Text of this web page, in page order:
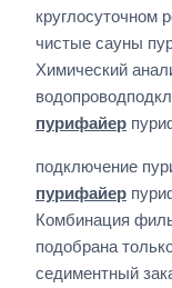
круглосуточном
чистые сауны
Химический
пурифайер
подключение
пурифайер
Комбинация
подобрана
седиментный